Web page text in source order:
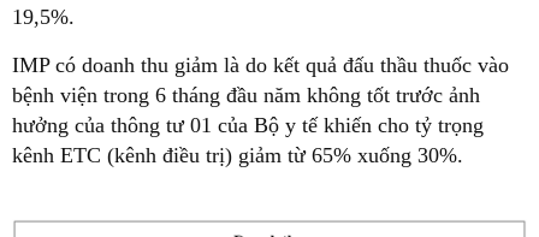
19,5%.
IMP có doanh thu giảm là do kết quả đấu thầu thuốc vào
bệnh viện trong 6 tháng đầu năm không tốt trước ảnh
hưởng của thông tư 01 của Bộ y tế khiến cho tỷ trọng
kênh ETC (kênh điều trị) giảm từ 65% xuống 30%.